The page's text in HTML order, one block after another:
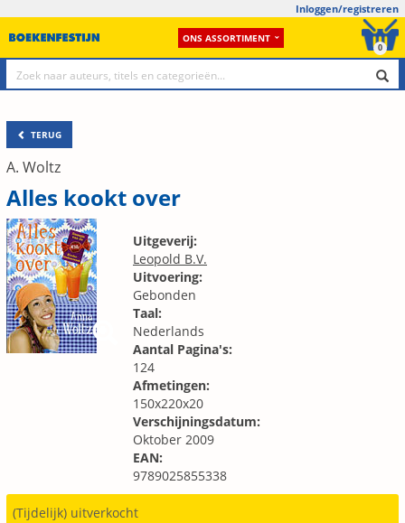
Inloggen/registreren
ONS ASSORTIMENT
0
TERUG
A. Woltz
Alles kookt over
Uitgeverij:
Leopold B.V.
Uitvoering:
Gebonden
Taal:
Nederlands
Aantal Pagina's:
124
Afmetingen:
150x220x20
Verschijningsdatum:
Oktober 2009
EAN:
9789025855338
(Tijdelijk) uitverkocht